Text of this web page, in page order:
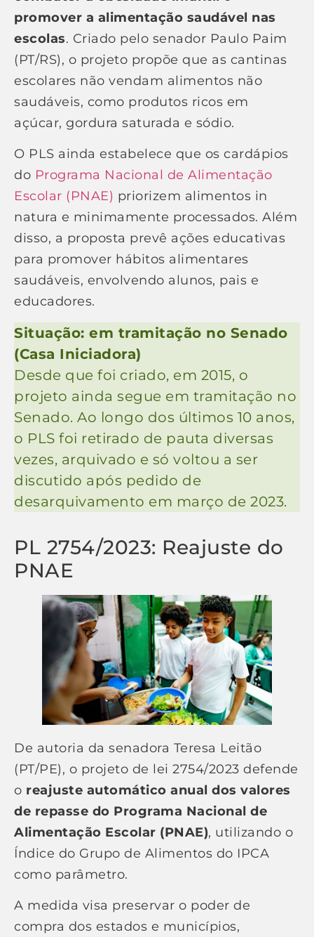
promover a alimentação saudável nas
escolas. Criado pelo senador Paulo Paim
(PT/RS), o projeto propõe que as cantinas
escolares não vendam alimentos não
saudáveis, como produtos ricos em
açúcar, gordura saturada e sódio.
O PLS ainda estabelece que os cardápios
do Programa Nacional de Alimentação
Escolar (PNAE) priorizem alimentos in
natura e minimamente processados. Além
disso, a proposta prevê ações educativas
para promover hábitos alimentares
saudáveis, envolvendo alunos, pais e
educadores.
Situação: em tramitação no Senado
(Casa Iniciadora)
Desde que foi criado, em 2015, o
projeto ainda segue em tramitação no
Senado. Ao longo dos últimos 10 anos,
o PLS foi retirado de pauta diversas
vezes, arquivado e só voltou a ser
discutido após pedido de
desarquivamento em março de 2023.
PL 2754/2023: Reajuste do
PNAE
De autoria da senadora Teresa Leitão
(PT/PE), o projeto de lei 2754/2023 defende
o reajuste automático anual dos valores
de repasse do Programa Nacional de
Alimentação Escolar (PNAE), utilizando o
Índice do Grupo de Alimentos do IPCA
como parâmetro.
A medida visa preservar o poder de
compra dos estados e municípios,